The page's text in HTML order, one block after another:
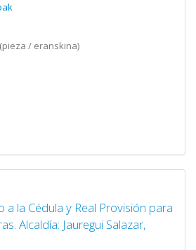
/ eranskina)
a la Cédula y Real Provisión para
Alcaldía: Jauregui Salazar,